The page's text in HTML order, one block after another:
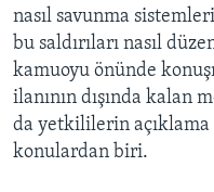
nasıl savunma
bu saldırıları nasıl
kamuoyu önünde
ilanının dışında kalan
da yetkililerin açıklama
konulardan biri.